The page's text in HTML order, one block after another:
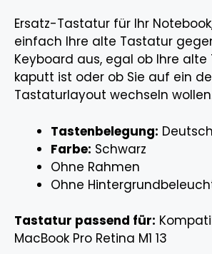
Ersatz-Tastatur für Ihr
einfach Ihre alte Tastatur
Keyboard aus, egal ob Ihre
kaputt ist oder ob Sie auf ein
Tastaturlayout wechseln
Tastenbelegung:
Farbe: Schwarz
Ohne Rahmen
Ohne
Tastatur passend für:
MacBook Pro Retina M1 13